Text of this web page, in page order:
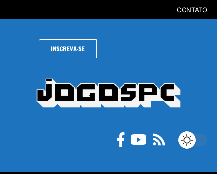
CONTATO
INSCREVA-SE